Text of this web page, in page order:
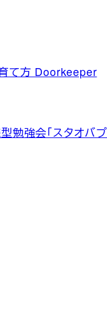
育て方 Doorkeeper
勉強会「スタオバ